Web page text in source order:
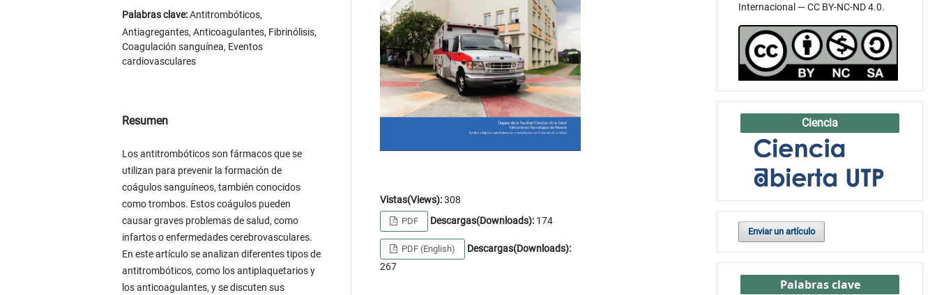
Palabras clave:Antitrombóticos,
Antiagregantes, Anticoagulantes, Fibrinólisis,
Coagulación sanguínea, Eventos
cardiovasculares
Resumen
Los antitrombóticos son fármacos que se
utilizan para prevenir la formación de
coágulos sanguíneos, también conocidos
como trombos. Estos coágulos pueden
causar graves problemas de salud, como
infartos o enfermedades cerebrovasculares.
En este artículo se analizan diferentes tipos de
antitrombóticos, como los antiplaquetarios y
los anticoagulantes, y se discuten sus
Vistas(Views):308
PDF Descargas(Downloads):174
PDF (English)
Descargas(Downloads):
267
Internacional — CC BY-NC-ND 4.0.
Ciencia
Enviar un artículo
Palabras clave